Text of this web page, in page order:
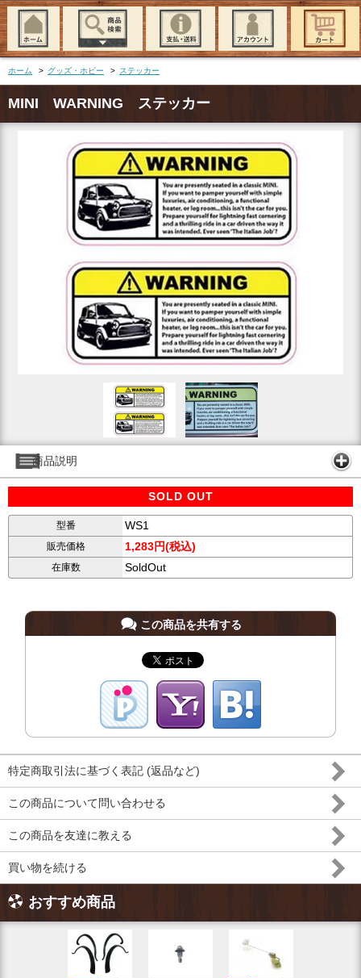
ホーム > グッズ・ホビー > ステッカー
MINI WARNING ステッカー
商品説明
SOLD OUT
型番 WS1
販売価格 1,283円(税込)
在庫数 SoldOut
この商品を共有する
特定商取引法に基づく表記 (返品など)
この商品について問い合わせる
この商品を友達に教える
買い物を続ける
おすすめ商品